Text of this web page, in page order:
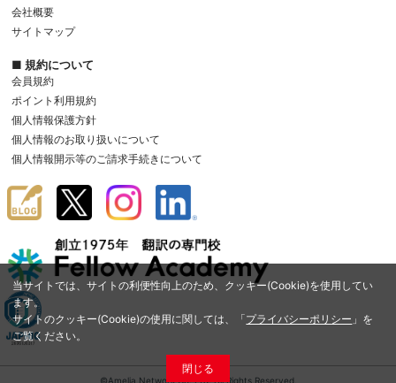
当サイトでは、サイトの利便性向上のため、クッキー(Cookie)を使用してい
ます。
サイトのクッキー(Cookie)の使用に関しては、「プライバシーポリシー 」を
ご覧ください。
閉じる
会社概要
サイトマップ
■ 規約について
会員規約
ポイント利用規約
個人情報保護方針
個人情報のお取り扱いについて
個人情報開示等のご請求手続きについて
©Amelia Network Co.,Ltd. All Rights Reserved.